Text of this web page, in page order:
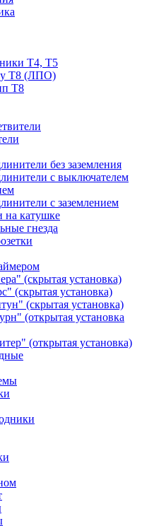
T4, T5
Т8 (ЛПО)
T8
без заземления
с выключателем
с заземлением
на катушке
гнезда
(скрытая установка)
(скрытая установка)
(скрытая установка)
(открытая установка
(открытая установка)